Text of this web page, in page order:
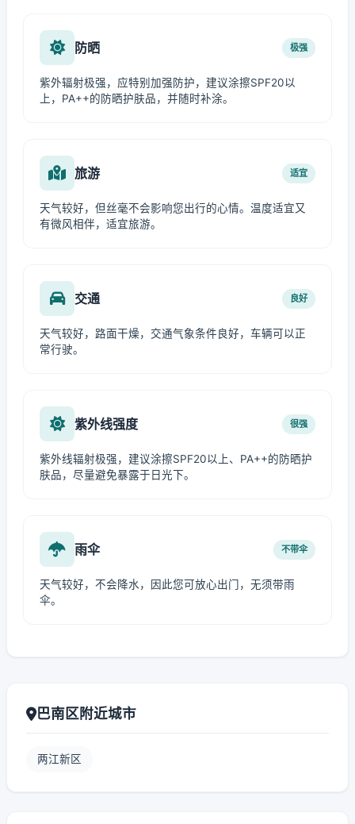
防晒 极强
紫外辐射极强，应特别加强防护，建议涂擦SPF20以
上，PA++的防晒护肤品，并随时补涂。
旅游 适宜
天气较好，但丝毫不会影响您出行的心情。温度适宜又
有微风相伴，适宜旅游。
交通 良好
天气较好，路面干燥，交通气象条件良好，车辆可以正
常行驶。
紫外线强度 很强
紫外线辐射极强，建议涂擦SPF20以上、PA++的防晒护
肤品，尽量避免暴露于日光下。
雨伞 不带伞
天气较好，不会降水，因此您可放心出门，无须带雨
伞。
巴南区附近城市
两江新区